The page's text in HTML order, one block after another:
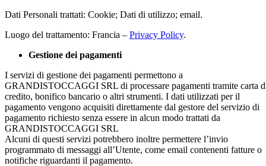
Dati Personali trattati: Cookie; Dati di utilizzo; email.
Luogo del trattamento: Francia – Privacy Policy.
Gestione dei pagamenti
I servizi di gestione dei pagamenti permettono a
GRANDISTOCCAGGI SRL di processare pagamenti tramite carta
credito, bonifico bancario o altri strumenti. I dati utilizzati per il
pagamento vengono acquisiti direttamente dal gestore del servizio di
pagamento richiesto senza essere in alcun modo trattati da
GRANDISTOCCAGGI SRL
Alcuni di questi servizi potrebbero inoltre permettere l’invio
programmato di messaggi all’Utente, come email contenenti fatture o
notifiche riguardanti il pagamento.